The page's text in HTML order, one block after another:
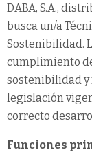
DABA, S.A.,
busca un/a
Sostenibilidad.
cumplimiento
sostenibilidad y
legislación
correcto
Funciones